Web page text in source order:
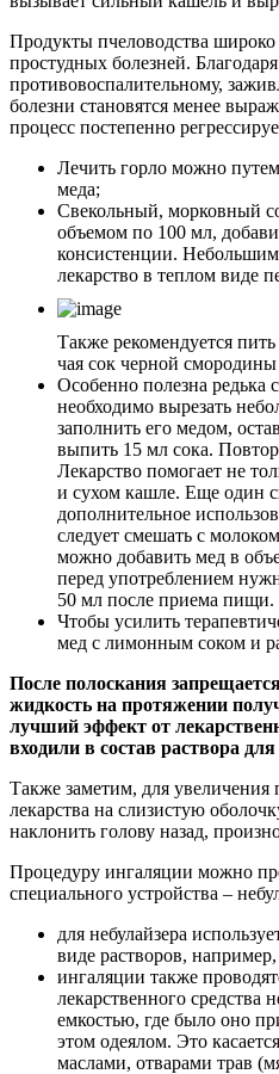
Продукты пчеловодства
простудных болезней.
противовоспалительному,
болезни становятся менее
процесс постепенно
Лечить горло можно
меда;
Свекольный, морковный
объемом по 100 мл,
консистенции.
лекарство в теплом виде
Также рекомендуется
чая сок черной
Особенно полезна редька
необходимо вырезать
заполнить его медом,
выпить 15 мл сока.
Лекарство помогает не
и сухом кашле. Еще один
дополнительное
следует смешать с
можно добавить мед в
перед употреблением
50 мл после приема пищи.
Чтобы усилить
мед с лимонным соком и
После полоскания
жидкость на протяжении
лучший эффект от
входили в состав раствора
Также заметим, для увеличения
лекарства на слизистую
наклонить голову назад,
Процедуру ингаляции можно
специального устройства –
для небулайзера
виде растворов,
ингаляции также
лекарственного средства
емкостью, где было оно
этом одеялом. Это
маслами, отварами трав